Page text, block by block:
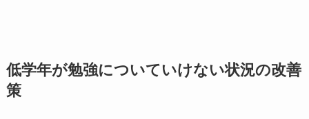
低学年が勉強についていけない状況の改善
策